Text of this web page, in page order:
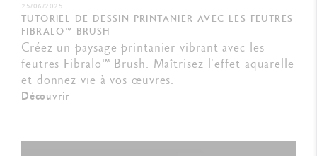
25/06/2025
TUTORIEL DE DESSIN PRINTANIER AVEC LES FEUTRES
FIBRALO™ BRUSH
Créez un paysage printanier vibrant avec les
feutres Fibralo™ Brush. Maîtrisez l'effet aquarelle
et donnez vie à vos œuvres.
Découvrir